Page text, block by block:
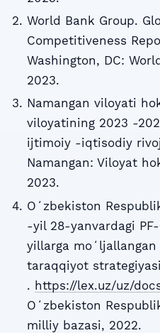
World Bank Group.
Competitiveness
Washington, DC:
2023.
Namangan viloyati
viloyatining 2023 -
ijtimoiy -iqtisodiy
Namangan: Viloyat
2023.
Oʻzbekiston
-yil 28-yanvardagi
yillarga moʻljallangan
taraqqiyot
. https://lex.uz/uz/
Oʻzbekiston
milliy bazasi, 2022.